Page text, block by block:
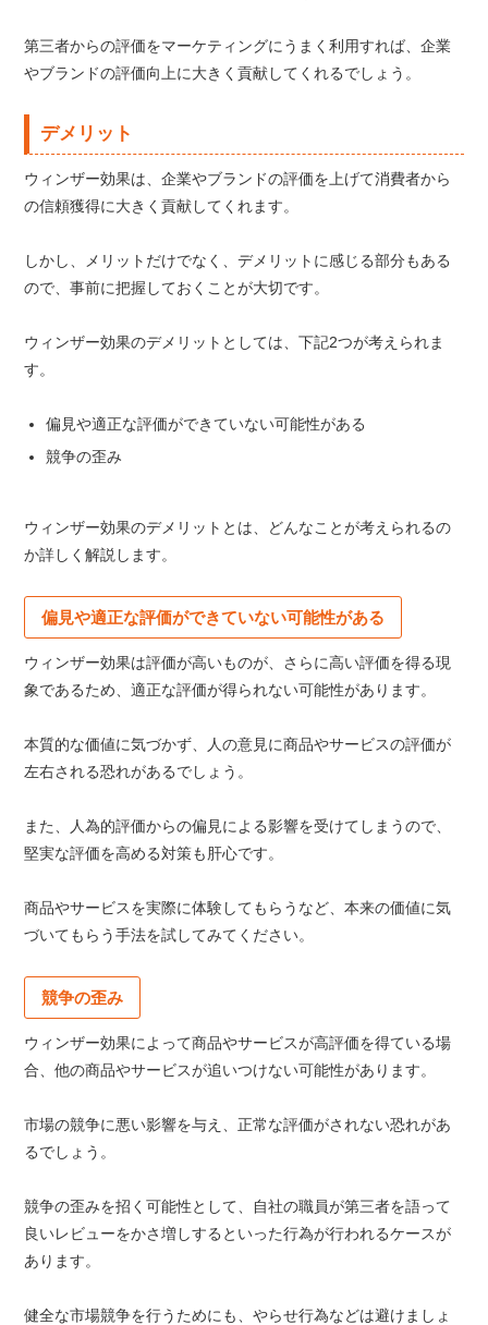
第三者からの評価をマーケティングにうまく利用すれば、企業
やブランドの評価向上に大きく貢献してくれるでしょう。
デメリット
ウィンザー効果は、企業やブランドの評価を上げて消費者から
の信頼獲得に大きく貢献してくれます。
しかし、メリットだけでなく、デメリットに感じる部分もある
ので、事前に把握しておくことが大切です。
ウィンザー効果のデメリットとしては、下記2つが考えられま
す。
偏見や適正な評価ができていない可能性がある
競争の歪み
ウィンザー効果のデメリットとは、どんなことが考えられるの
か詳しく解説します。
偏見や適正な評価ができていない可能性がある
ウィンザー効果は評価が高いものが、さらに高い評価を得る現
象であるため、適正な評価が得られない可能性があります。
本質的な価値に気づかず、人の意見に商品やサービスの評価が
左右される恐れがあるでしょう。
また、人為的評価からの偏見による影響を受けてしまうので、
堅実な評価を高める対策も肝心です。
商品やサービスを実際に体験してもらうなど、本来の価値に気
づいてもらう手法を試してみてください。
競争の歪み
ウィンザー効果によって商品やサービスが高評価を得ている場
合、他の商品やサービスが追いつけない可能性があります。
市場の競争に悪い影響を与え、正常な評価がされない恐れがあ
るでしょう。
競争の歪みを招く可能性として、自社の職員が第三者を語って
良いレビューをかさ増しするといった行為が行われるケースが
あります。
健全な市場競争を行うためにも、やらせ行為などは避けましょ